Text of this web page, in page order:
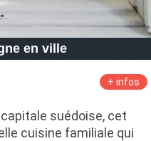
en ville
+ infos
suédoise, cet
cuisine familiale qui